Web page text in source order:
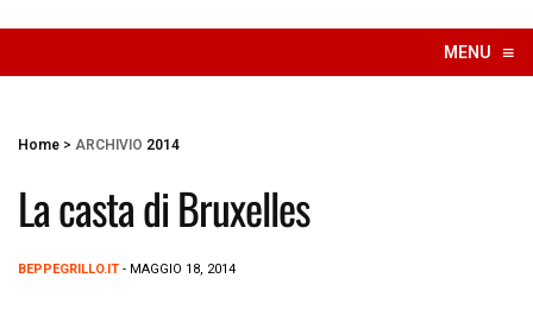
MENU ≡
☰
Home > ARCHIVIO 2014
La casta di Bruxelles
BEPPEGRILLO.IT - MAGGIO 18, 2014